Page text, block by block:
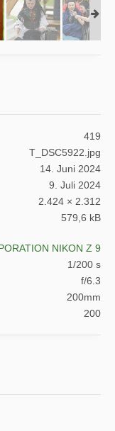
419
T_DSC5922.jpg
14. Juni 2024
9. Juli 2024
2.424 × 2.312
579,6 kB
NIKON Z 9
1/200 s
f/6.3
200mm
200